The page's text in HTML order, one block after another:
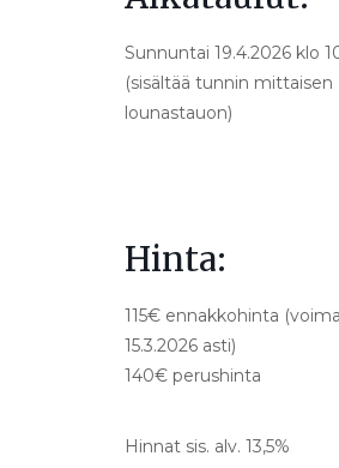
Sunnuntai 19.4.2026 klo
(sisältää tunnin mittaisen
lounastauon)
Hinta:
115€ ennakkohinta
15.3.2026 asti)
140€ perushinta
Hinnat sis. alv. 13,5%